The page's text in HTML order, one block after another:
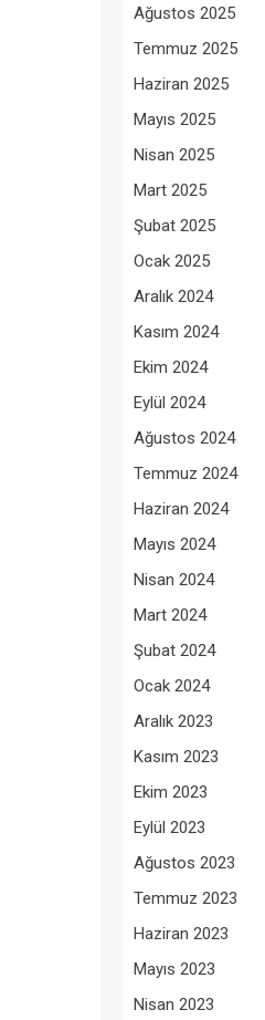
Ağustos 2025
Temmuz 2025
Haziran 2025
Mayıs 2025
Nisan 2025
Mart 2025
Şubat 2025
Ocak 2025
Aralık 2024
Kasım 2024
Ekim 2024
Eylül 2024
Ağustos 2024
Temmuz 2024
Haziran 2024
Mayıs 2024
Nisan 2024
Mart 2024
Şubat 2024
Ocak 2024
Aralık 2023
Kasım 2023
Ekim 2023
Eylül 2023
Ağustos 2023
Temmuz 2023
Haziran 2023
Mayıs 2023
Nisan 2023